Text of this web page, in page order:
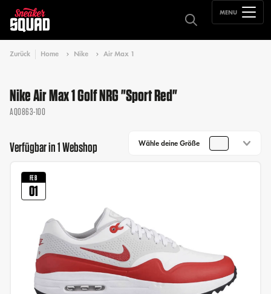
MENU
Zurück Home Nike Air Max 1
Nike Air Max 1 Golf NRG "Sport Red"
AQ0863-100
Verfügbar in 1 Webshop Wähle deine Größe
FEB
01